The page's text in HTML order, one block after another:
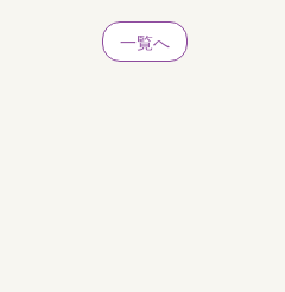
一覧へ